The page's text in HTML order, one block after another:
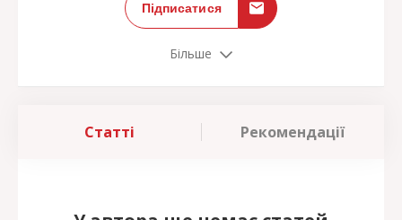
Підписатися
Більше
Статті Рекомендації